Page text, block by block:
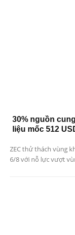
30% nguồn
liệu mốc 512
ZEC thử thách vùng
6/8 với nỗ lực vượt